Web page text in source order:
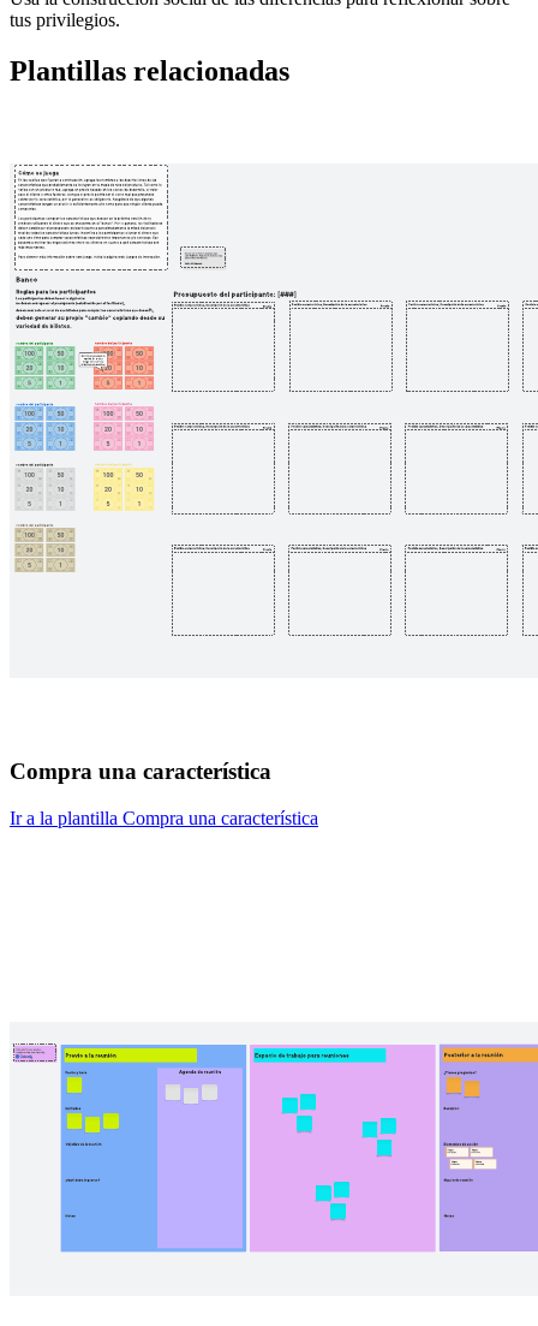
tus privilegios.
Plantillas relacionadas
Compra una característica
Ir a la plantilla Compra una característica